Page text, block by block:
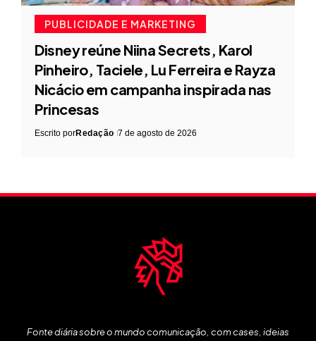
PUBLICIDADE E MARKETING
Disney reúne Niina Secrets, Karol
Pinheiro, Taciele, Lu Ferreira e Rayza
Nicácio em campanha inspirada nas
Princesas
Escrito porRedação 7 de agosto de 2026
Fonte diária sobre o mundo comunicação, com cases, ideias